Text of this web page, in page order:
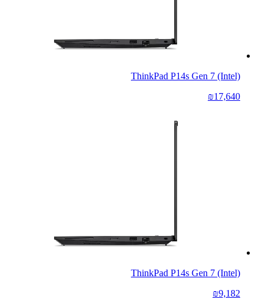
ThinkPad P14s Gen 7 (Intel)
₪17,640
ThinkPad P14s Gen 7 (Intel)
₪9,182